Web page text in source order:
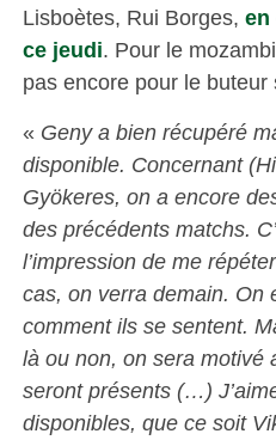
Lisboètes, Rui Borges, en
ce jeudi. Pour le
pas encore pour le buteur
« Geny a bien récupéré
disponible. Concernant
Gyökeres, on a encore
des précédents matchs.
l’impression de me
cas, on verra demain. On
comment ils se sentent.
là ou non, on sera motivé
seront présents (…)
disponibles, que ce soit